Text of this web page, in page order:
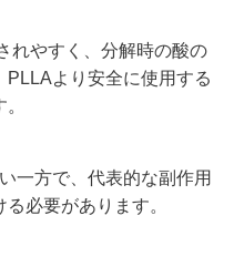
れやすく、分解時の酸の
より安全に使用する
一方で、代表的な副作用
必要があります。